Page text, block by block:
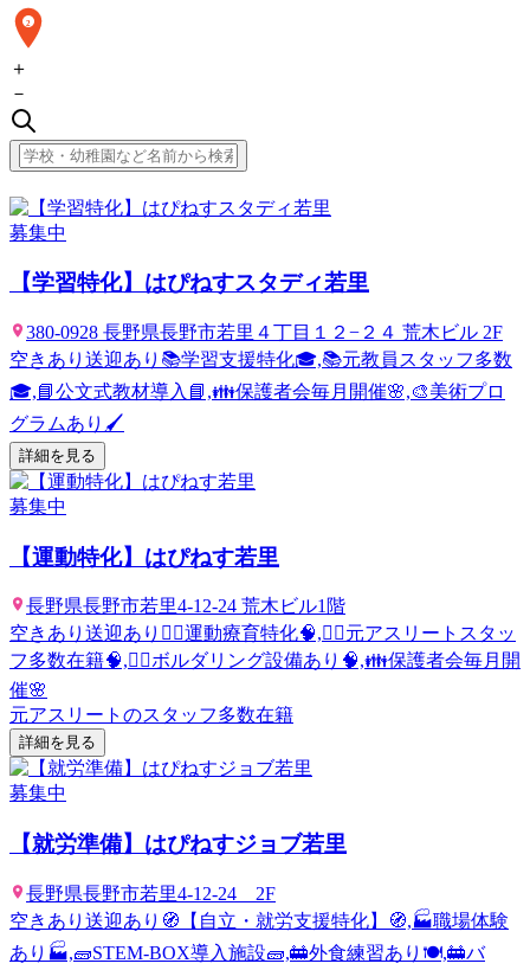
2
＋
－
募集中
【学習特化】はぴねすスタディ若里
380-0928 長野県長野市若里４丁目１２−２４ 荒木ビル 2F
空きあり 送迎あり 📚学習支援特化🎓,📚元教員スタッフ多数
🎓,📘公文式教材導入📘,👪保護者会毎月開催🌸,🎨美術プロ
グラムあり🖌️
詳細を見る
募集中
【運動特化】はぴねす若里
長野県長野市若里4-12-24 荒木ビル1階
空きあり 送迎あり 🤸‍♂️運動療育特化🧠,🤸‍♂️元アスリートスタッ
フ多数在籍🧠,🧗‍♂️ボルダリング設備あり🧠,👪保護者会毎月開
催🌸
元アスリートのスタッフ多数在籍
詳細を見る
募集中
【就労準備】はぴねすジョブ若里
長野県長野市若里4-12-24 2F
空きあり 送迎あり 🧭【自立・就労支援特化】🧭,🏭職場体験
あり🏭,🧱STEM-BOX導入施設🧱,🚋外食練習あり🍽️,🚋バ